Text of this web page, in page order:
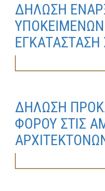
ΔΗΛΩΣΗ
ΥΠΟΚΕΙΜΕΝΩΝ
ΔΗΛΩΣΗ
ΦΟΡΟΥ ΣΤΙΣ